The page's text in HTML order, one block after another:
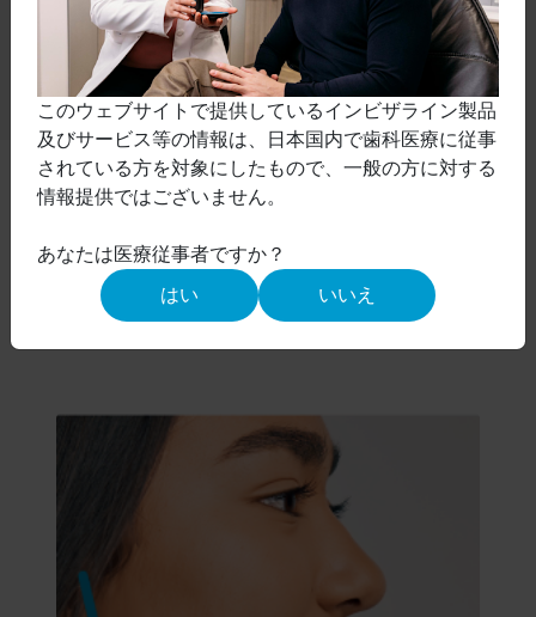
適用対象範囲
「下顎前方誘導用オクルーザルブロック付きインビザラ
システム」は、重度過蓋咬合をはじめ、様々なタ
イプのクラスⅡ不正咬合の治療の選択肢として開発され
このウェブサイトで提供しているインビザライン製品
及びサービス等の情報は、日本国内で歯科医療に従事
されている方を対象にしたもので、一般の方に対する
情報提供ではございません。
あなたは医療従事者ですか？
はい
いいえ